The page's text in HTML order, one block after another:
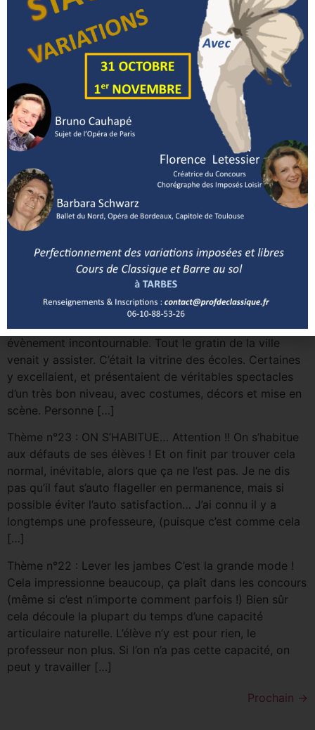
exercices, de très bonnes corrections, « rien à dire » …
comme on dit ! Mais les élèves… vraiment pas terribles,
avec plein de défauts. Mais alors ???… Déjà, il faut
savoir que toutes les corrections données […]
Thème n°26 : DE LA SCULPTURE SUR HUMAIN…
Souvent je dis que c’est ce que je fais. Cela n’a vraiment
rien de péjoratif. Parce-que je pense qu’avec un travail
adapté, on peut sculpter le corps en fonction des
exigences de la danse classique. Là où je sais que
nombre de professeurs prennent les élèves tels […]
Thème n°25 : LEs pointes Je vais parler des pointes
pour les enfants. Du début. Il n’y a pas deux corps
semblables, il n’y a pas non plus deux paires de pieds
qui se ressemblent. Chaque être est unique. Alors
pourquoi décider que les pointes, on doit les mettre à
12 ans ? Ce formatage, cette […]
Thème n°24 : LE GALA DE FIN D’ANNEE Quand j’étais
enfant, le Gala de Danse, c’était une institution, un
évènement incontournable. Tout le gratin de la ville
venait y assister. C’était la vitrine des écoles. Certaines
y excellaient, et présentaient de véritables spectacles
d’un très bon niveau, avec costumes, décors et mise en
scène. Personne […]
Thème n°23 : ON S’HABITUE… Attention !! On s’habitue
aux défauts de ses élèves ! Et on finit par trouver cela
normal, inévitable, alors que ça ne l’est pas. Je ne dis
pas qu’il faut s’auto flageller en permanence, mais si
possible éviter l’auto satisfaction… J’ai connu il y a
longtemps une professeure, (puisque c’est comme cela
[…]
Thème n°22 : Lever les jambes C’est la grande mode !
Cela impressionne beaucoup, ça plaît dans les concours
(même si c’est n’importe comment parfois !) Bien sûr
cela découle la plupart du temps d’une capacité
articulaire naturelle. L’élève n’y est pour rien, le
professeur non plus. Si l’on n’a pas cette capacité, on
peut y travailler […]
Prochain →